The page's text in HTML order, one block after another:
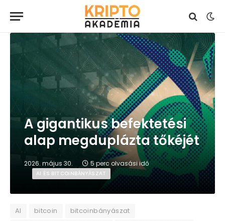
A gigantikus befektetési
alap megduplázta tőkéjét
2026. május 30. 5 perc olvasási idő
AI ÉS BITCOINBÁNYÁSZAT
AI bitcoin
bitcoinbányászat